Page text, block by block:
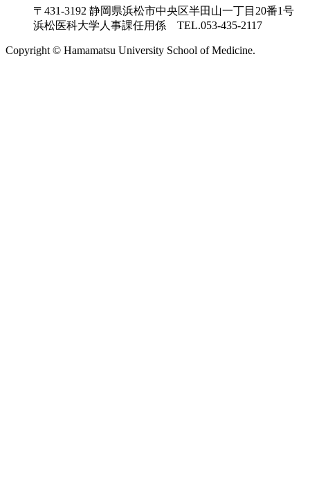
〒431-3192 静岡県浜松市中央区半田山一丁目20番1号
浜松医科大学人事課任用係 TEL.053-435-2117
Copyright © Hamamatsu University School of Medicine.